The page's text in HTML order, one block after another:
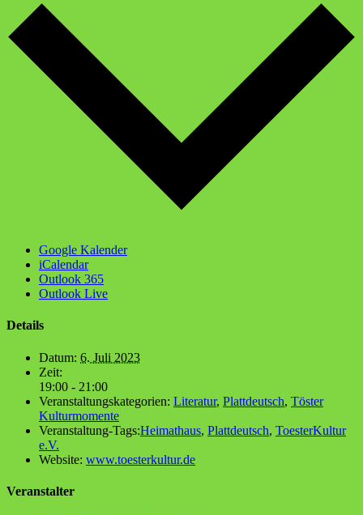
Google Kalender
iCalendar
Outlook 365
Outlook Live
Details
Datum: 6. Juli 2023
Zeit:
19:00 - 21:00
Veranstaltungskategorien: Literatur, Plattdeutsch, Töster
Kulturmomente
Veranstaltung-Tags:Heimathaus, Plattdeutsch, ToesterKultur
e.V.
Website: www.toesterkultur.de
Veranstalter